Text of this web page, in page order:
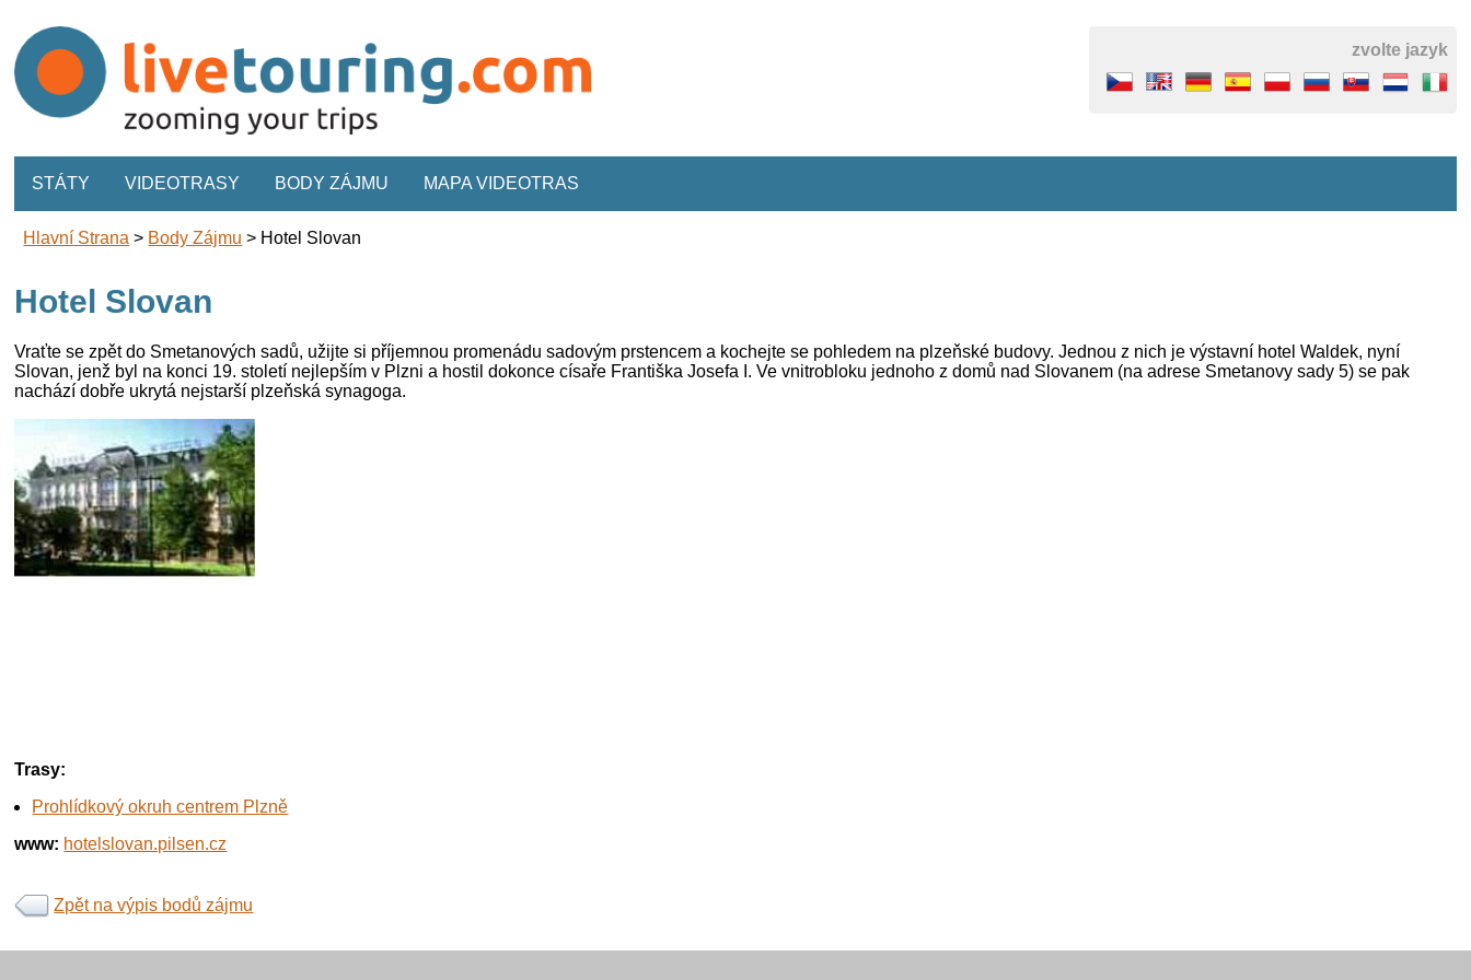
zvolte jazyk
STÁTY VIDEOTRASY BODY ZÁJMU MAPA VIDEOTRAS
Hlavní Strana > Body Zájmu > Hotel Slovan
Hotel Slovan
Vraťte se zpět do Smetanových sadů, užijte si příjemnou promenádu sadovým prstencem a kochejte se pohledem na plzeňské budovy. Jednou z nich je výstavní hotel Waldek, nyní
Slovan, jenž byl na konci 19. století nejlepším v Plzni a hostil dokonce císaře Františka Josefa I. Ve vnitrobloku jednoho z domů nad Slovanem (na adrese Smetanovy sady 5) se pak
nachází dobře ukrytá nejstarší plzeňská synagoga.
Trasy:
Prohlídkový okruh centrem Plzně
www: hotelslovan.pilsen.cz
Zpět na výpis bodů zájmu